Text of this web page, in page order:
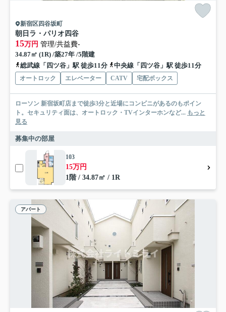
新宿区四谷坂町
朝日ラ・パリオ四谷
15万円 管理/共益費-
34.87㎡ (1R) /築27年 /5階建
総武線「四ツ谷」駅 徒歩11分
中央線「四ツ谷」駅 徒歩11分
オートロック エレベーター CATV 宅配ボックス
ローソン 新宿坂町店まで徒歩3分と近場にコンビニがあるのもポイン
ト。セキュリティ面は、オートロック・TVインターホンなど... もっと
見る
募集中の部屋
103
15万円
1階 / 34.87㎡ / 1R
アパート